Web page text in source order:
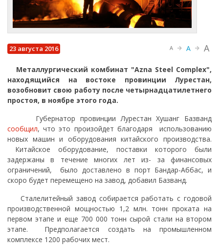
23 августа 2016 A A A
Металлургический комбинат "Azna Steel Complex",
находящийся на востоке провинции Лурестан,
возобновит свою работу после четырнадцатилетнего
простоя, в ноябре этого года.
Губернатор провинции Лурестан Хушанг Базванд
сообщил, что это произойдет благодаря использованию
новых машин и оборудования китайского производства.
Китайское оборудование, поставки которого были
задержаны в течение многих лет из- за финансовых
ограничений, было доставлено в порт Бандар-Аббас, и
скоро будет перемещено на завод, добавил Базванд.
Сталелитейный завод собирается работать с годовой
производственной мощностью 1,2 млн. тонн проката на
первом этапе и еще 700 000 тонн сырой стали на втором
этапе. Предполагается создать на промышленном
комплексе 1200 рабочих мест.